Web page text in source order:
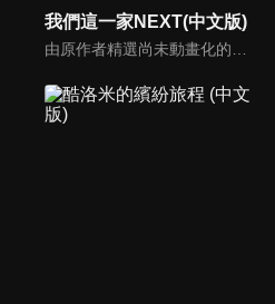
我們這一家NEXT(中文版)